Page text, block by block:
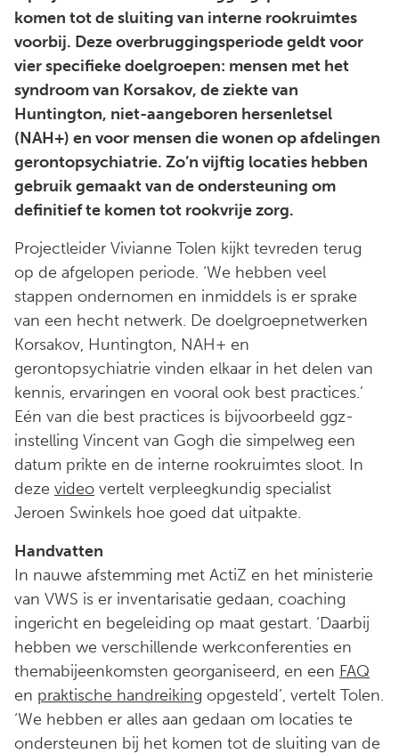
komen tot de sluiting van interne rookruimtes
voorbij. Deze overbruggingsperiode geldt voor
vier specifieke doelgroepen: mensen met het
syndroom van Korsakov, de ziekte van
Huntington, niet-aangeboren hersenletsel
(NAH+) en voor mensen die wonen op afdelingen
gerontopsychiatrie. Zo’n vijftig locaties hebben
gebruik gemaakt van de ondersteuning om
definitief te komen tot rookvrije zorg.
Projectleider Vivianne Tolen kijkt tevreden terug
op de afgelopen periode. ‘We hebben veel
stappen ondernomen en inmiddels is er sprake
van een hecht netwerk. De doelgroepnetwerken
Korsakov, Huntington, NAH+ en
gerontopsychiatrie vinden elkaar in het delen van
kennis, ervaringen en vooral ook best practices.’
Eén van die best practices is bijvoorbeeld ggz-
instelling Vincent van Gogh die simpelweg een
datum prikte en de interne rookruimtes sloot. In
deze video vertelt verpleegkundig specialist
Jeroen Swinkels hoe goed dat uitpakte.
Handvatten
In nauwe afstemming met ActiZ en het ministerie
van VWS is er inventarisatie gedaan, coaching
ingericht en begeleiding op maat gestart. ‘Daarbij
hebben we verschillende werkconferenties en
themabijeenkomsten georganiseerd, en een FAQ
en praktische handreiking opgesteld’, vertelt Tolen.
‘We hebben er alles aan gedaan om locaties te
ondersteunen bij het komen tot de sluiting van de